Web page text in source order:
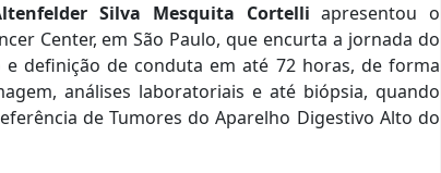
Silva Mesquita Cortelli apresentou o
Center, em São Paulo, que encurta a jornada do
definição de conduta em até 72 horas, de forma
análises laboratoriais e até biópsia, quando
de Tumores do Aparelho Digestivo Alto do